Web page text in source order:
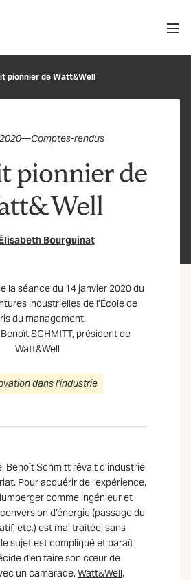
pionnier de Watt&Well
—Comptes-rendus
pionnier de
Bourguinat
la séance du 14 janvier 2020 du
industrielles de l’École de
du management.
SCHMITT, président de
Watt&Well
dans l’industrie
Benoît Schmitt rêvait d’industrie
Pour acquérir de l’expérience,
comme ingénieur et
d’énergie (passage du
etc.) est mal traitée, sans
sujet est compliqué et paraît
d’en faire son cœur de
un camarade,Watt&Well,